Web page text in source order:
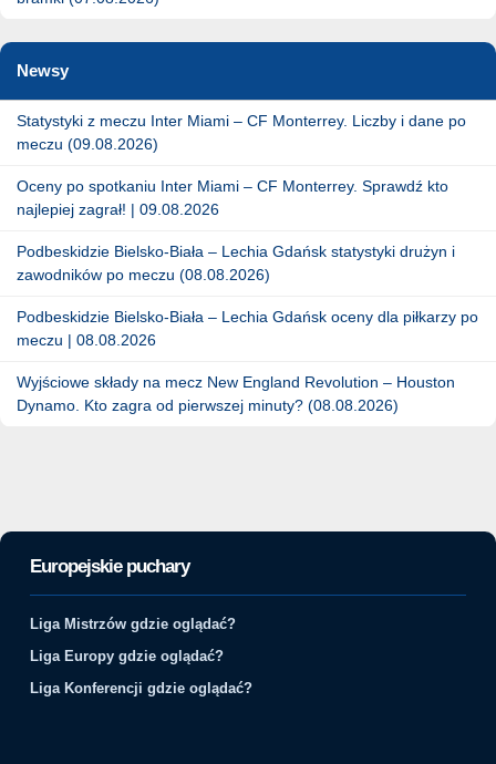
Newsy
Statystyki z meczu Inter Miami – CF Monterrey. Liczby i dane po
meczu (09.08.2026)
Oceny po spotkaniu Inter Miami – CF Monterrey. Sprawdź kto
najlepiej zagrał! | 09.08.2026
Podbeskidzie Bielsko-Biała – Lechia Gdańsk statystyki drużyn i
zawodników po meczu (08.08.2026)
Podbeskidzie Bielsko-Biała – Lechia Gdańsk oceny dla piłkarzy po
meczu | 08.08.2026
Wyjściowe składy na mecz New England Revolution – Houston
Dynamo. Kto zagra od pierwszej minuty? (08.08.2026)
Europejskie puchary
Liga Mistrzów gdzie oglądać?
Liga Europy gdzie oglądać?
Liga Konferencji gdzie oglądać?